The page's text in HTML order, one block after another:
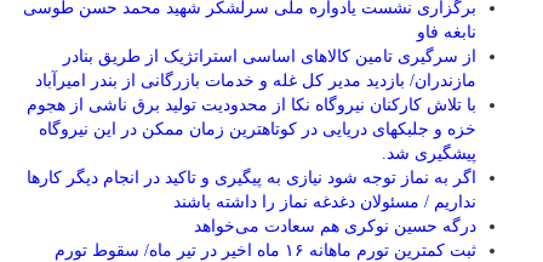
برگزاری نشست یادواره ملی سرلشکر شهید محمد حسن طوسی
نابغه فاو
از سرگیری تامین کالاهای اساسی استراتژیک از طریق بنادر
مازندران/ بازدید مدیر کل غله و خدمات بازرگانی از بندر امیرآباد
با تلاش کارکنان نیروگاه نکا از محدودیت تولید برق ناشی از هجوم
خزه و جلبکهای دریایی در کوتاهترین زمان ممکن در این نیروگاه
پیشگیری شد.
اگر به نماز توجه شود نیازی به پیگیری و تاکید در انجام دیگر کارها
نداریم / مسئولان دغدغه نماز را داشته باشند
درگه حسین نوکری هم سعادت می‌خواهد
ثبت کمترین تورم ماهانه ۱۶ ماه اخیر در تیر ماه/ سقوط تورم